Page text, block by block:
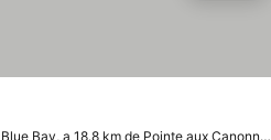
Blue Bay, a 18.8 km de Pointe aux Canonniers